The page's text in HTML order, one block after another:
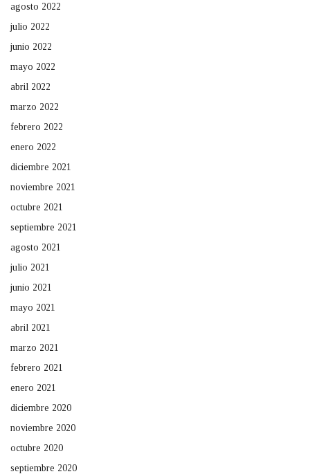
agosto 2022
julio 2022
junio 2022
mayo 2022
abril 2022
marzo 2022
febrero 2022
enero 2022
diciembre 2021
noviembre 2021
octubre 2021
septiembre 2021
agosto 2021
julio 2021
junio 2021
mayo 2021
abril 2021
marzo 2021
febrero 2021
enero 2021
diciembre 2020
noviembre 2020
octubre 2020
septiembre 2020